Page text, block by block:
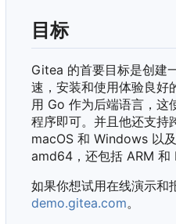
目标
Gitea 的首要目标是创建
速，安装和使用体验良
用 Go 作为后端语言，这
程序即可。并且他还支持
macOS 和 Windows 以
amd64，还包括 ARM 和
如果你想试用在线演示和
demo.gitea.com。